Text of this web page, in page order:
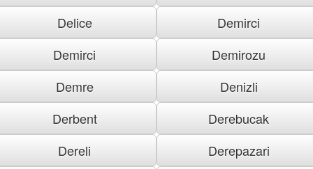
Delice
Demirci
Demirci
Demirozu
Demre
Denizli
Derbent
Derebucak
Dereli
Derepazari